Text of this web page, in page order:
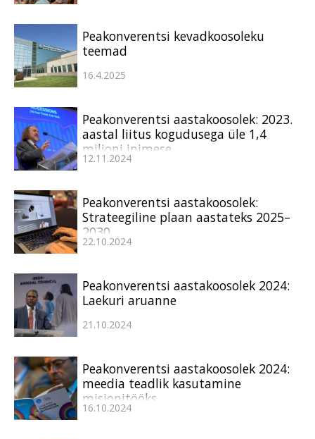
Peakonverentsi kevadkoosoleku
teemad
16.4.2025
Peakonverentsi aastakoosolek: 2023.
aastal liitus kogudusega üle 1,4
miljoni inimese
12.11.2024
Peakonverentsi aastakoosolek:
Strateegiline plaan aastateks 2025–
2030
22.10.2024
Peakonverentsi aastakoosolek 2024:
Laekuri aruanne
21.10.2024
Peakonverentsi aastakoosolek 2024:
meedia teadlik kasutamine
misjonitööks
16.10.2024